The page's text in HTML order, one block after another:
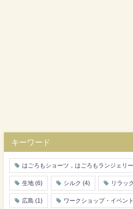
キーワード
はごろもショーツ，はごろもランジェリ
生地 (6) シルク (4) リラッ
広島 (1) ワークショップ・イベン